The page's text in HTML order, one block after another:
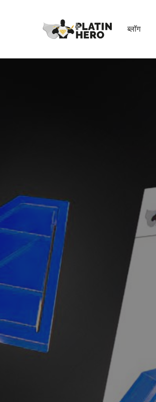
ब्लॉग